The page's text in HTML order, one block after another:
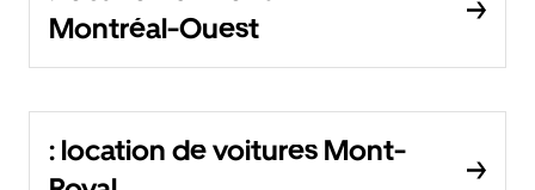
Montréal-Ouest
: location de voitures Mont-